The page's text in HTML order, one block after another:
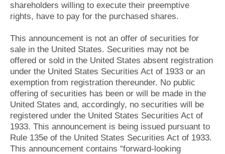
Словарь
Отзывы
Все службы
shareholders willing to execute their preemptive
rights, have to pay for the purchased shares.
This announcement is not an offer of securities for
sale in the United States. Securities may not be
offered or sold in the United States absent registration
under the United States Securities Act of 1933 or an
exemption from registration thereunder. No public
offering of securities has been or will be made in the
United States and, accordingly, no securities will be
registered under the United States Securities Act of
1933. This announcement is being issued pursuant to
Rule 135e of the United States Securities Act of 1933.
This announcement contains “forward-looking